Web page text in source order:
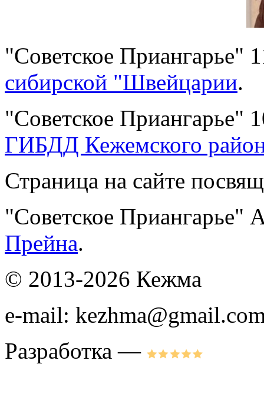
"Советское Приангарье"
сибирской "Швейцарии.
"Советское Приангарье"
ГИБДД Кежемского
Страница на сайте
"Советское Приангарье"
Прейна.
© 2013-2026 Кежма
e-mail:
Разработка —